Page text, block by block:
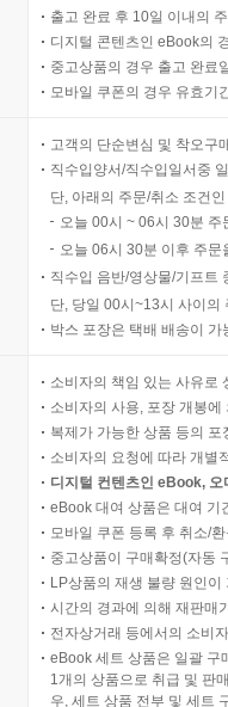
출고 완료 후 10일 이내의
디지털 콘텐츠인 eBook의
중고상품의 경우 출고 완료
모바일 쿠폰의 경우 유효기
고객의 단순변심 및 착오구
직수입양서/직수입일서중
단, 아래의 주문/취소 조건
오늘 00시 ~ 06시 30분
오늘 06시 30분 이후 주
직수입 음반/영상물/기프트
단, 당일 00시~13시 사이의
박스 포장은 택배 배송이
소비자의 책임 있는 사유로
소비자의 사용, 포장 개봉
복제가 가능한 상품 등의
소비자의 요청에 따라 개별
디지털 컨텐츠인 eBook,
eBook 대여 상품은 대여 기
모바일 쿠폰 등록 후 취소/
중고상품이 구매확정(자동
LP상품의 재생 불량 원인
시간의 경과에 의해 재판매
전자상거래 등에서의 소비
eBook 세트 상품은 일괄 구
1개의 상품으로 취급 및 판
우, 세트 상품 전부 및 세트